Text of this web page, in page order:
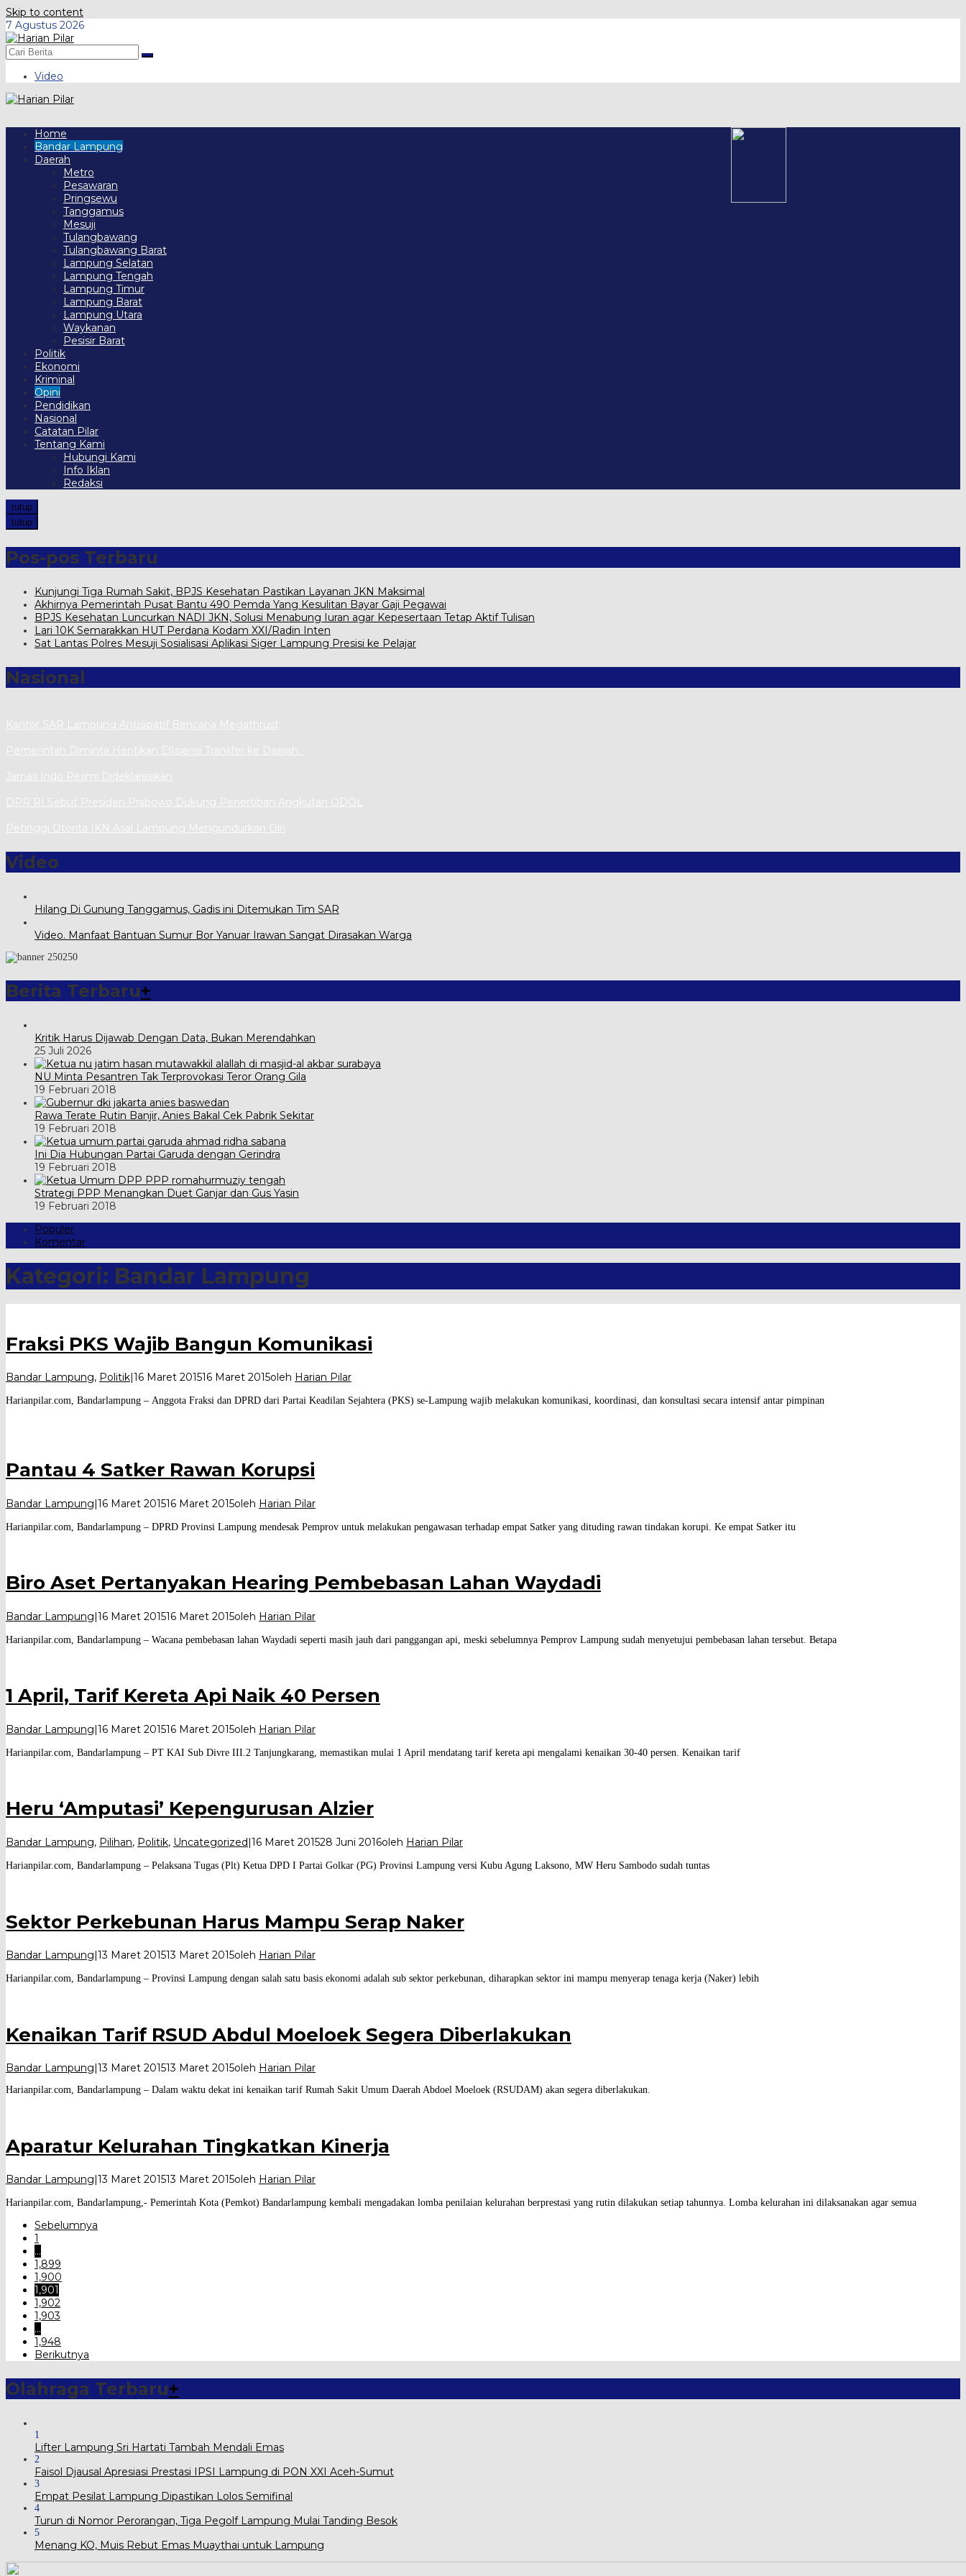
Skip to content
7 Agustus 2026
Video
Home
Bandar Lampung
Daerah
Metro
Pesawaran
Pringsewu
Tanggamus
Mesuji
Tulangbawang
Tulangbawang Barat
Lampung Selatan
Lampung Tengah
Lampung Timur
Lampung Barat
Lampung Utara
Waykanan
Pesisir Barat
Politik
Ekonomi
Kriminal
Opini
Pendidikan
Nasional
Catatan Pilar
Tentang Kami
Hubungi Kami
Info Iklan
Redaksi
tutup
tutup
Pos-pos Terbaru
Kunjungi Tiga Rumah Sakit, BPJS Kesehatan Pastikan Layanan JKN Maksimal
Akhirnya Pemerintah Pusat Bantu 490 Pemda Yang Kesulitan Bayar Gaji Pegawai
BPJS Kesehatan Luncurkan NADI JKN, Solusi Menabung Iuran agar Kepesertaan Tetap Aktif Tulisan
Lari 10K Semarakkan HUT Perdana Kodam XXI/Radin Inten
Sat Lantas Polres Mesuji Sosialisasi Aplikasi Siger Lampung Presisi ke Pelajar
Nasional
Kantor SAR Lampung Antisipatif Bencana Megathrust
Pemerintah Diminta Hentikan Efisiensi Transfer ke Daerah
Jarnas Indo Resmi Dideklarasikan
DPR RI Sebut Presiden Prabowo Dukung Penertiban Angkutan ODOL
Petinggi Otorita IKN Asal Lampung Mengundurkan Diri
Video
Hilang Di Gunung Tanggamus, Gadis ini Ditemukan Tim SAR
Video. Manfaat Bantuan Sumur Bor Yanuar Irawan Sangat Dirasakan Warga
Berita Terbaru+
Kritik Harus Dijawab Dengan Data, Bukan Merendahkan
25 Juli 2026
NU Minta Pesantren Tak Terprovokasi Teror Orang Gila
19 Februari 2018
Rawa Terate Rutin Banjir, Anies Bakal Cek Pabrik Sekitar
19 Februari 2018
Ini Dia Hubungan Partai Garuda dengan Gerindra
19 Februari 2018
Strategi PPP Menangkan Duet Ganjar dan Gus Yasin
19 Februari 2018
Populer
Komentar
Kategori: Bandar Lampung
Fraksi PKS Wajib Bangun Komunikasi
Bandar Lampung, Politik 16 Maret 201516 Maret 2015oleh Harian Pilar
Harianpilar.com, Bandarlampung – Anggota Fraksi dan DPRD dari Partai Keadilan Sejahtera (PKS) se-Lampung wajib melakukan komunikasi, koordinasi, dan konsultasi secara intensif antar pimpinan
Pantau 4 Satker Rawan Korupsi
Bandar Lampung|16 Maret 201516 Maret 2015oleh Harian Pilar
Harianpilar.com, Bandarlampung – DPRD Provinsi Lampung mendesak Pemprov untuk melakukan pengawasan terhadap empat Satker yang dituding rawan tindakan korupi. Ke empat Satker itu
Biro Aset Pertanyakan Hearing Pembebasan Lahan Waydadi
Bandar Lampung|16 Maret 201516 Maret 2015oleh Harian Pilar
Harianpilar.com, Bandarlampung – Wacana pembebasan lahan Waydadi seperti masih jauh dari panggangan api, meski sebelumnya Pemprov Lampung sudah menyetujui pembebasan lahan tersebut. Betapa
1 April, Tarif Kereta Api Naik 40 Persen
Bandar Lampung|16 Maret 201516 Maret 2015oleh Harian Pilar
Harianpilar.com, Bandarlampung – PT KAI Sub Divre III.2 Tanjungkarang, memastikan mulai 1 April mendatang tarif kereta api mengalami kenaikan 30-40 persen. Kenaikan tarif
Heru ‘Amputasi’ Kepengurusan Alzier
Bandar Lampung, Pilihan, Politik, Uncategorized|16 Maret 201528 Juni 2016oleh Harian Pilar
Harianpilar.com, Bandarlampung – Pelaksana Tugas (Plt) Ketua DPD I Partai Golkar (PG) Provinsi Lampung versi Kubu Agung Laksono, MW Heru Sambodo sudah tuntas
Sektor Perkebunan Harus Mampu Serap Naker
Bandar Lampung|13 Maret 201513 Maret 2015oleh Harian Pilar
Harianpilar.com, Bandarlampung – Provinsi Lampung dengan salah satu basis ekonomi adalah sub sektor perkebunan, diharapkan sektor ini mampu menyerap tenaga kerja (Naker) lebih
Kenaikan Tarif RSUD Abdul Moeloek Segera Diberlakukan
Bandar Lampung|13 Maret 201513 Maret 2015oleh Harian Pilar
Harianpilar.com, Bandarlampung – Dalam waktu dekat ini kenaikan tarif Rumah Sakit Umum Daerah Abdoel Moeloek (RSUDAM) akan segera diberlakukan.
Aparatur Kelurahan Tingkatkan Kinerja
Bandar Lampung 13 Maret 201513 Maret 2015oleh Harian Pilar
Harianpilar.com, Bandarlampung,- Pemerintah Kota (Pemkot) Bandarlampung kembali mengadakan lomba penilaian kelurahan berprestasi yang rutin dilakukan setiap tahunnya. Lomba kelurahan ini dilaksanakan agar semua
Sebelumnya
1
…
1,899
1,900
1,901
1,902
1,903
…
1,948
Berikutnya
Olahraga Terbaru+
1
Lifter Lampung Sri Hartati Tambah Mendali Emas
2
Faisol Djausal Apresiasi Prestasi IPSI Lampung di PON XXI Aceh-Sumut
3
Empat Pesilat Lampung Dipastikan Lolos Semifinal
4
Turun di Nomor Perorangan, Tiga Pegolf Lampung Mulai Tanding Besok
5
Menang KO, Muis Rebut Emas Muaythai untuk Lampung